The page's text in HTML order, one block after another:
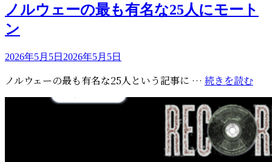
ゴ
リ
ー
ノルウェーの最も有名な25人にモート
ン
投
日:
2026年5月5日 2026年5月5日
ノルウェーの最も有名な25人という記事に … 続きを読む
ル
ウ
ェ
ー
の